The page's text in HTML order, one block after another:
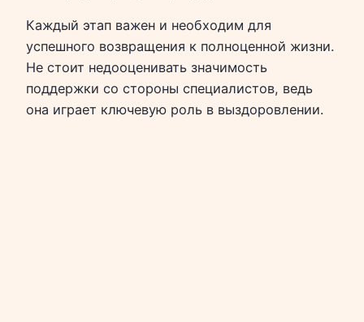
Каждый этап важен и необходим для
успешного возвращения к полноценной жизни.
Не стоит недооценивать значимость
поддержки со стороны специалистов, ведь
она играет ключевую роль в выздоровлении.